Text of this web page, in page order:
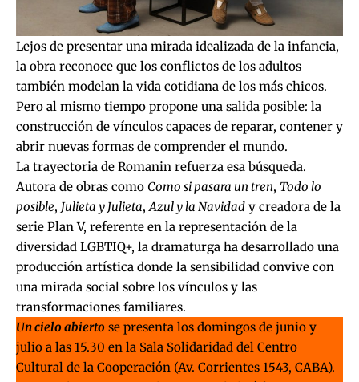
Lejos de presentar una mirada idealizada de la infancia,
la obra reconoce que los conflictos de los adultos
también modelan la vida cotidiana de los más chicos.
Pero al mismo tiempo propone una salida posible: la
construcción de vínculos capaces de reparar, contener y
abrir nuevas formas de comprender el mundo.
La trayectoria de Romanin refuerza esa búsqueda.
Autora de obras como Como si pasara un tren, Todo lo
posible, Julieta y Julieta,Azul y la Navidad y creadora de la
serie Plan V, referente en la representación de la
diversidad LGBTIQ+, la dramaturga ha desarrollado una
producción artística donde la sensibilidad convive con
una mirada social sobre los vínculos y las
transformaciones familiares.
Un cielo abierto se presenta los domingos de junio y
julio a las 15.30 en la Sala Solidaridad del Centro
Cultural de la Cooperación (Av. Corrientes 1543, CABA).